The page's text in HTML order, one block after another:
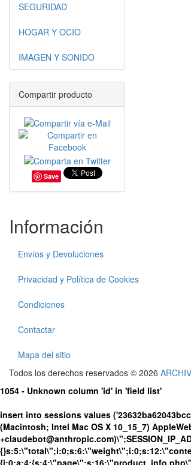
SEGURIDAD
HOGAR Y OCIO
IMAGEN Y SONIDO
Compartir producto
Save
Información
Envíos y Devoluciones
Privacidad y Política de Cookies
Condiciones
Contactar
Mapa del sitio
Todos los derechos reservados © 2026
1054 - Unknown column 'id' in 'field list'
insert into sessions values
(Macintosh; Intel Mac OS X 10_15_7)